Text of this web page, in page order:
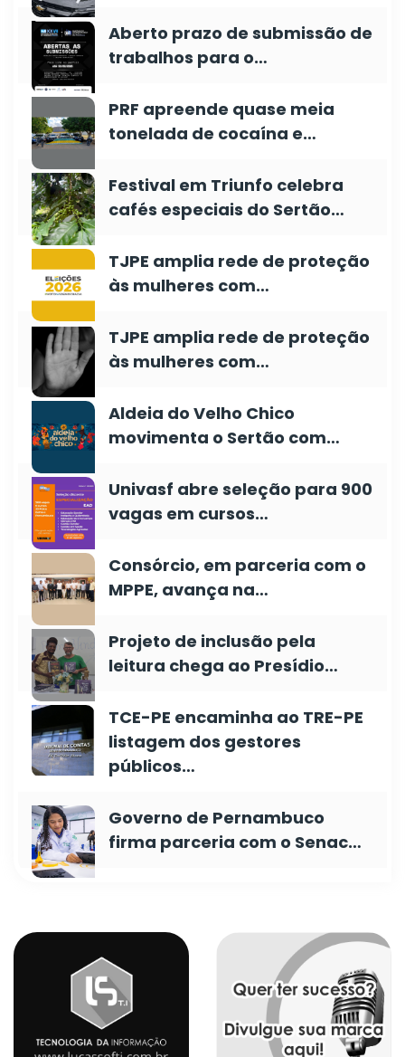
Aberto prazo de submissão de
trabalhos para o…
PRF apreende quase meia
tonelada de cocaína e…
Festival em Triunfo celebra
cafés especiais do Sertão…
TJPE amplia rede de proteção
às mulheres com…
TJPE amplia rede de proteção
às mulheres com…
Aldeia do Velho Chico
movimenta o Sertão com…
Univasf abre seleção para 900
vagas em cursos…
Consórcio, em parceria com o
MPPE, avança na…
Projeto de inclusão pela
leitura chega ao Presídio…
TCE-PE encaminha ao TRE-PE
listagem dos gestores
públicos…
Governo de Pernambuco
firma parceria com o Senac…